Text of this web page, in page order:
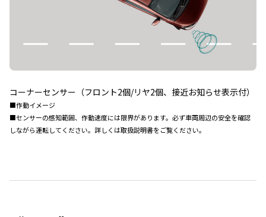
コーナーセンサー（フロント2個/リヤ2個、接近お知らせ表示付）
■作動イメージ
■センサーの感知範囲、作動速度には限界があります。必ず車両周辺の安全を確認
しながら運転してください。詳しくは取扱説明書をご覧ください。